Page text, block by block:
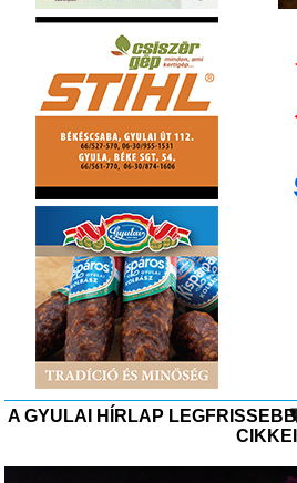
A GYULAI HÍRLAP LEGFRISSEBB
CIKKEI